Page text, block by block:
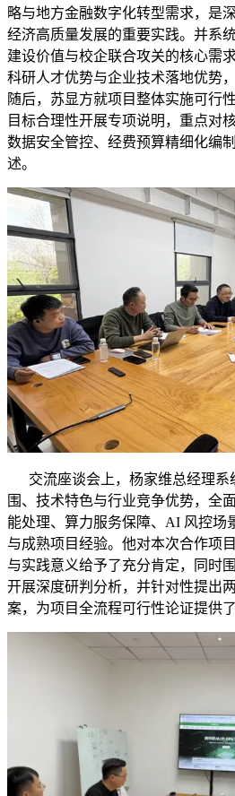
略与地方金融数字化转型需求，是
经济高质量发展的重要实践。并系
建设价值与校企联合攻关的核心需
科研人才优势与企业技术落地优势
随后，苏显方就项目整体实施可行
目标合理性开展专项说明，重点对
数据安全管控、经费预算精细化编
述。
交流座谈会上，杨家维总经理系
围、技术特色与行业竞争优势，全
能处理、算力服务保障、AI 风控场
与成熟项目经验。他对本次合作项
与实践意义给予了充分肯定，同时
开展深度研判分析，并针对性提出
案，为项目全流程可行性论证提供